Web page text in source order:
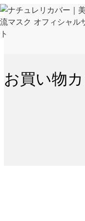
Skip
to
content
お買い物